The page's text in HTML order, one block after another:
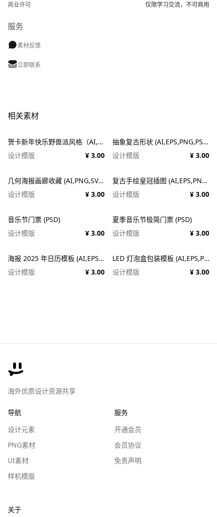
商业许可
仅限学习交流，不可商用
服务
素材反馈
立即联系
相关素材
贺卡新年快乐野兽派风格（AI,EPS）
设计模版
¥ 3.00
抽象复古形状 (AI,EPS,PNG,PSD,SVG)
设计模版
¥ 3.00
几何海报画廊收藏 (AI,PNG,SVG)
设计模版
¥ 3.00
复古手绘皇冠插图 (AI,EPS,PNG,SVG)
设计模版
¥ 3.00
音乐节门票 (PSD)
设计模版
¥ 3.00
夏季音乐节极简门票 (PSD)
设计模版
¥ 3.00
海报 2025 年日历模板 (AI,EPS,PDF,PSD)
设计模版
¥ 3.00
LED 灯泡盒包装模板 (AI,EPS,PDF)
设计模版
¥ 3.00
海外优质设计资源共享
导航
设计元素
PNG素材
UI素材
样机模版
服务
开通会员
会员协议
免责声明
关于